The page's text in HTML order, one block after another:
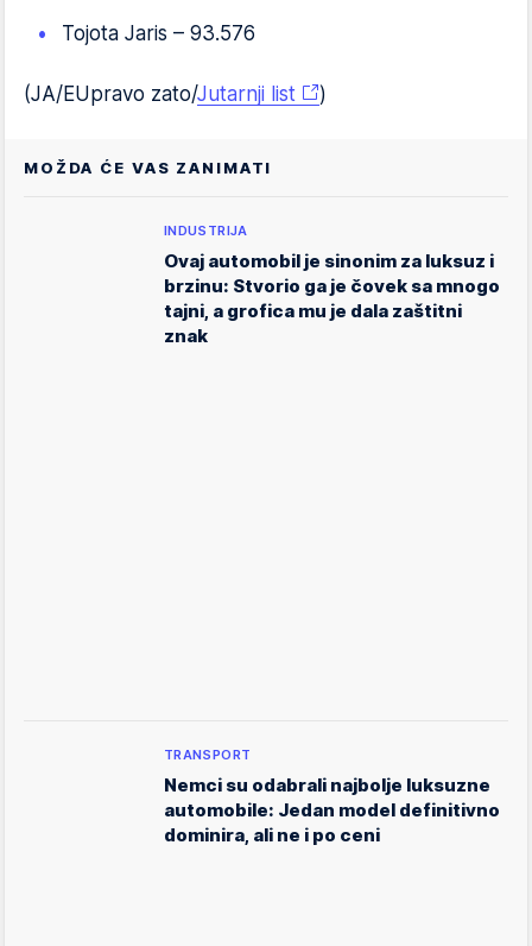
Tojota Jaris – 93.576
(JA/EUpravo zato/Jutarnji list )
MOŽDA ĆE VAS ZANIMATI
INDUSTRIJA
Ovaj automobil je sinonim za luksuz i
brzinu: Stvorio ga je čovek sa mnogo
tajni, a grofica mu je dala zaštitni
znak
TRANSPORT
Nemci su odabrali najbolje luksuzne
automobile: Jedan model definitivno
dominira, ali ne i po ceni